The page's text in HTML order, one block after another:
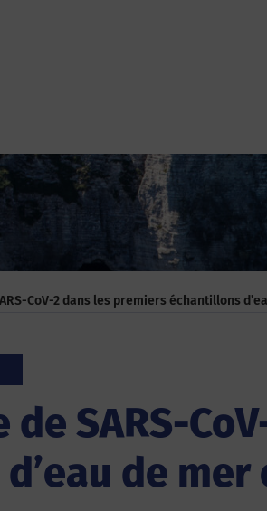
CoV-2 dans les premiers échantillons
de SARS-
de